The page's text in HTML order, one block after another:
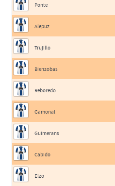
Ponte
Alepuz
Trujillo
Bienzobas
Reboredo
Gamonal
Guimerans
Cabido
Elzo